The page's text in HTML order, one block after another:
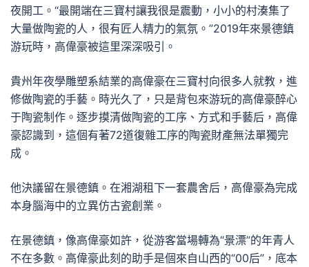
夜開工。“最開端在三寶村讓我很是震動，小小的村湊集了
大量做陶瓷的人，很有匠人精力的氣氛。”2019年來景德鎮
游玩時，高偉豪被這里深深吸引。
貴州年夜學雕塑系結業的高偉豪在三寶村向很多人就教，進
修做陶瓷的手藝。時光久了，只是背包來游玩的高偉豪醉心
于陶瓷制作。逐步摸清做陶瓷的工序、方式和手藝后，高偉
豪認識到，這個有著72道復雜工序的陶瓷財產無法單獨完
成。
他決議留在景德鎮。在湘湖租下一套農舍后，高偉豪為完成
本身腦海中的立異仿古瓷創業。
在景德鎮，像高偉豪如許，從游客當場轉為“景漂”的年青人
不在多數。高偉豪此刻的助手是個來自山西的“00后”，底本